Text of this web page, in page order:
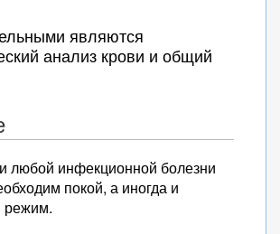
являются
анализ крови и общий
любой инфекционной болезни
покой, а иногда и
режим.